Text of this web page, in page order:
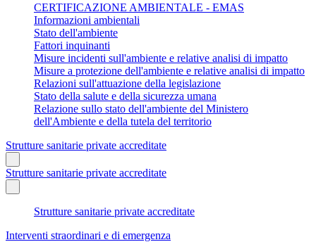
CERTIFICAZIONE AMBIENTALE - EMAS
Informazioni ambientali
Stato dell'ambiente
Fattori inquinanti
Misure incidenti sull'ambiente e relative analisi di impatto
Misure a protezione dell'ambiente e relative analisi di impatto
Relazioni sull'attuazione della legislazione
Stato della salute e della sicurezza umana
Relazione sullo stato dell'ambiente del Ministero
dell'Ambiente e della tutela del territorio
Strutture sanitarie private accreditate
Strutture sanitarie private accreditate
Strutture sanitarie private accreditate
Interventi straordinari e di emergenza